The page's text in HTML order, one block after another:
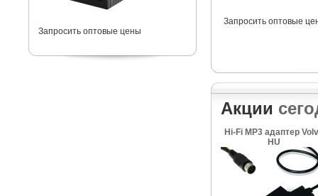
Запросить оптовые цены
Запросить оптовые
Акции
Hi-Fi MP3 адаптер
HU